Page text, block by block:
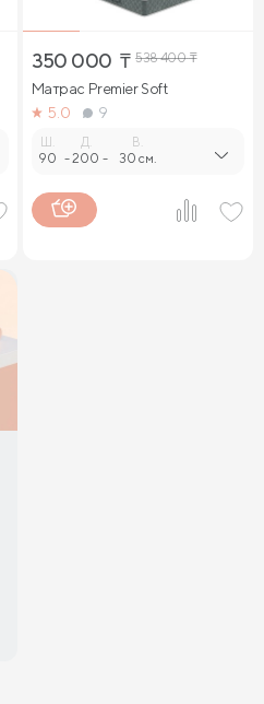
350 000 ₸ 538 400₸
Матрас Premier Soft
5.0
9
90 -
Д.
200 -
В.
30 см.